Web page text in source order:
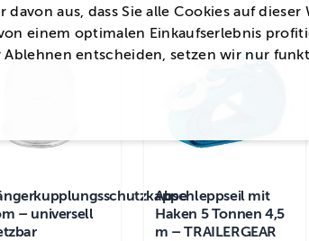
– universell
Abschleppseil mit
Haken 5 Tonnen 4,5
m – TRAILERGEAR
davon aus, dass Sie alle Cookies auf dieser
einem optimalen Einkaufserlebnis
Ablehnen entscheiden, setzen wir nur